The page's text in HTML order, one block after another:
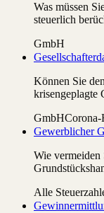
Was müssen
steuerlich
GmbH
Können Sie
krisengeplagte
GmbH
Gewerblicher
Wie vermeiden
Alle